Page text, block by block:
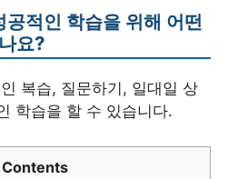
적인 학습을 위해 어떤
요?
복습, 질문하기, 일대일 상
학습을 할 수 있습니다.
Contents